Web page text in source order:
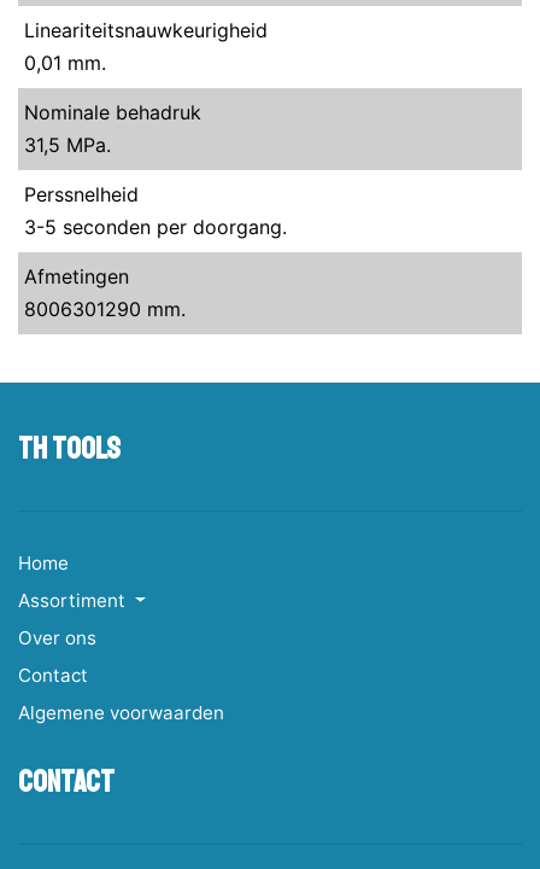
Lineariteitsnauwkeurigheid
0,01 mm.
Nominale behadruk
31,5 MPa.
Perssnelheid
3-5 seconden per doorgang.
Afmetingen
8006301290 mm.
TH tools
Home
Assortiment
Over ons
Contact
Algemene voorwaarden
Contact